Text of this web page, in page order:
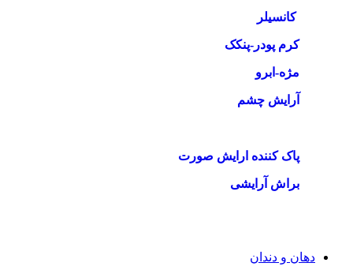
کانسیلر
کرم پودر-پنکک
مژه-ابرو
آرایش چشم
پاک کننده ارایش صورت
براش آرایشی
دهان و دندان